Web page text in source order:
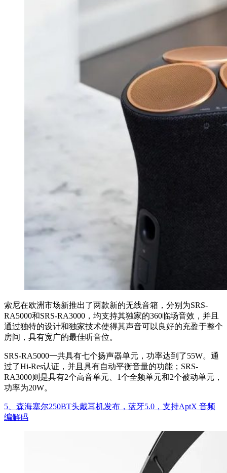
索尼在欧洲市场新推出了两款新的无线音箱，分别为SRS-
RA5000和SRS-RA3000，均支持其独家的360临场音效，并且
通过独特的设计和独家技术使得其声音可以良好的充盈于整个
房间，具有宽广的最佳听音位。
SRS-RA5000一共具有七个扬声器单元，功率达到了55W。通
过了Hi-Res认证，并且具有自动平衡音量的功能；SRS-
RA3000则是具有2个高音单元、1个全频单元和2个被动单元，
功率为20W。
5、森海塞尔250BT头戴耳机发布，蓝牙5.0，支持AptX 音频
编解码